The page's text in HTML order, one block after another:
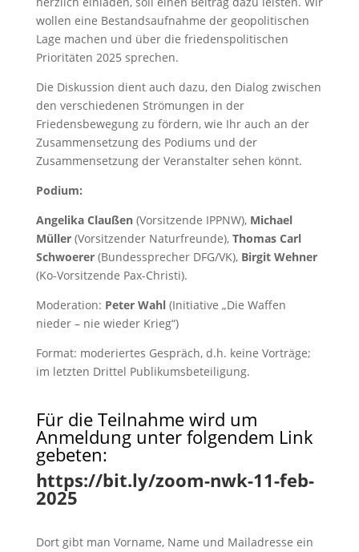
wollen eine Bestandsaufnahme der geopolitischen
Lage machen und über die friedenspolitischen
Prioritäten 2025 sprechen.
Die Diskussion dient auch dazu, den Dialog zwischen
den verschiedenen Strömungen in der
Friedensbewegung zu fördern, wie Ihr auch an der
Zusammensetzung des Podiums und der
Zusammensetzung der Veranstalter sehen könnt.
Podium:
Angelika Claußen(Vorsitzende IPPNW), Michael
Müller(Vorsitzender Naturfreunde), Thomas Carl
Schwoerer(Bundessprecher DFG/VK), Birgit Wehner
(Ko-Vorsitzende Pax-Christi).
Moderation: Peter Wahl(Initiative „Die Waffen
nieder – nie wieder Krieg“)
Format: moderiertes Gespräch, d.h. keine Vorträge;
im letzten Drittel Publikumsbeteiligung.
Für die Teilnahme wird um
Anmeldung unter folgendem Link
gebeten:
https://bit.ly/zoom-nwk-11-feb-
2025
Dort gibt man Vorname, Name und Mailadresse ein